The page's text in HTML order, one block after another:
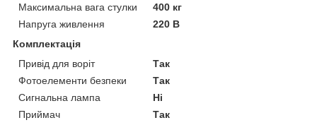
Максимальна вага стулки
400 кг
Напруга живлення
220 В
Комплектація
Привід для воріт
Так
Фотоелементи безпеки
Так
Сигнальна лампа
Ні
Приймач
Так